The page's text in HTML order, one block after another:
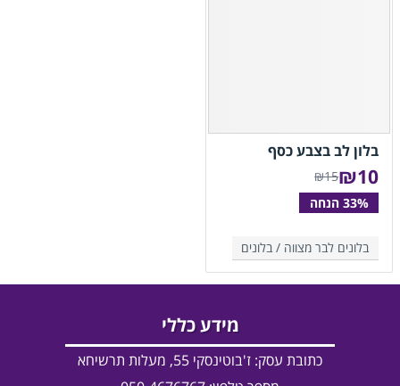
בלון לב בצבע כסף
בלונים לבר מצווה / בלונים
₪15 10
₪
מידע כללי
כתובת עסק: ז'בוטינסקי 55, מעלות תרשיחא